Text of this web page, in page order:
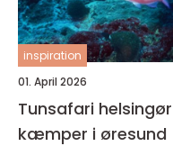
inspiration
01. April 2026
Tunsafari helsingør tæt på nordatlantiske
kæmper i øresund